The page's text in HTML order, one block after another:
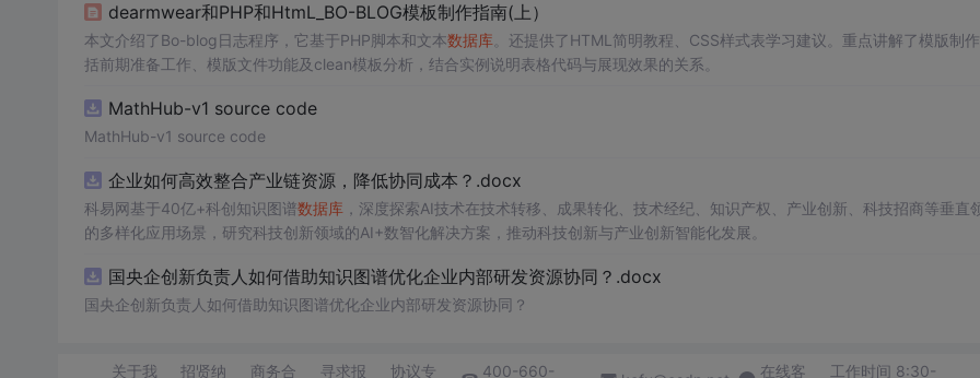
dearmwear和PHP和HtmL_BO-BLOG模板制作指南(上）
本文介绍了Bo-blog日志程序，它基于PHP脚本和文本数据库。还提供了HTML简明教程、CSS样式表学习建议。重点讲解了模版制
括前期准备工作、模版文件功能及clean模板分析，结合实例说明表格代码与展现效果的关系。
MathHub-v1 source code
MathHub-v1 source code
企业如何高效整合产业链资源，降低协同成本？.docx
科易网基于40亿+科创知识图谱数据库，深度探索AI技术在技术转移、成果转化、技术经纪、知识产权、产业创新、科技招商等垂直
的多样化应用场景，研究科技创新领域的AI+数智化解决方案，推动科技创新与产业创新智能化发展。
国央企创新负责人如何借助知识图谱优化企业内部研发资源协同？.docx
国央企创新负责人如何借助知识图谱优化企业内部研发资源协同？
关于我 招贤纳 商务合 寻求报 协议专 400-660- 在线客 工作时间 8:30-